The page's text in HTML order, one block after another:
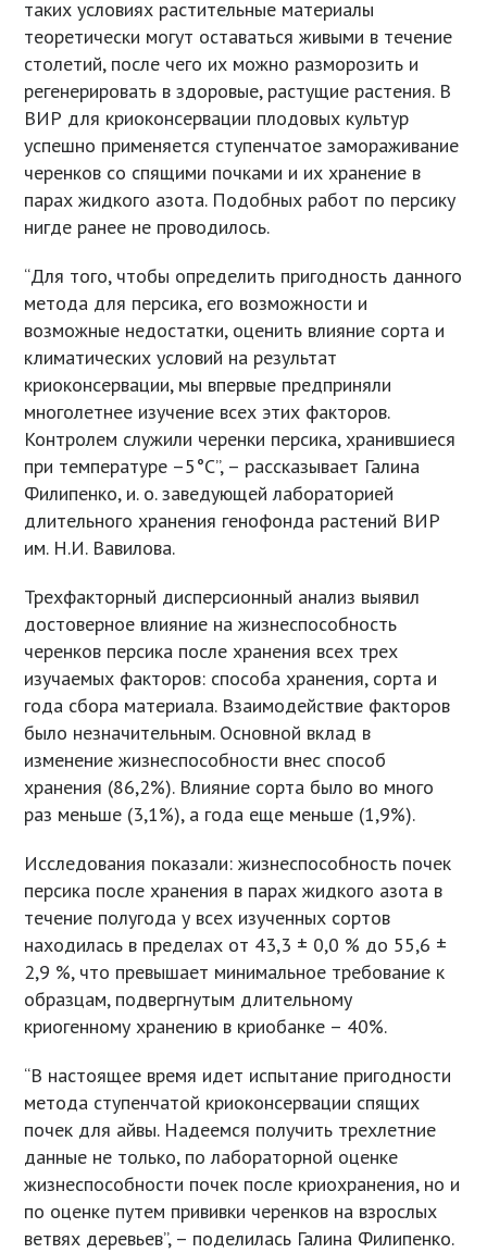
таких условиях растительные материалы
теоретически могут оставаться живыми в течение
столетий, после чего их можно разморозить и
регенерировать в здоровые, растущие растения. В
ВИР для криоконсервации плодовых культур
успешно применяется ступенчатое замораживание
черенков со спящими почками и их хранение в
парах жидкого азота. Подобных работ по персику
нигде ранее не проводилось.
“Для того, чтобы определить пригодность данного
метода для персика, его возможности и
возможные недостатки, оценить влияние сорта и
климатических условий на результат
криоконсервации, мы впервые предприняли
многолетнее изучение всех этих факторов.
Контролем служили черенки персика, хранившиеся
при температуре –5°С”, – рассказывает Галина
Филипенко, и. о. заведующей лабораторией
длительного хранения генофонда растений ВИР
им. Н.И. Вавилова.
Трехфакторный дисперсионный анализ выявил
достоверное влияние на жизнеспособность
черенков персика после хранения всех трех
изучаемых факторов: способа хранения, сорта и
года сбора материала. Взаимодействие факторов
было незначительным. Основной вклад в
изменение жизнеспособности внес способ
хранения (86,2%). Влияние сорта было во много
раз меньше (3,1%), а года еще меньше (1,9%).
Исследования показали: жизнеспособность почек
персика после хранения в парах жидкого азота в
течение полугода у всех изученных сортов
находилась в пределах от 43,3 ± 0,0 % до 55,6 ±
2,9 %, что превышает минимальное требование к
образцам, подвергнутым длительному
криогенному хранению в криобанке – 40%.
“В настоящее время идет испытание пригодности
метода ступенчатой криоконсервации спящих
почек для айвы. Надеемся получить трехлетние
данные не только, по лабораторной оценке
жизнеспособности почек после криохранения, но и
по оценке путем прививки черенков на взрослых
ветвях деревьев”, – поделилась Галина Филипенко.